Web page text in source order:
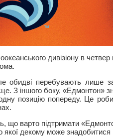
дивізіону в
обидві перебувають лише
З іншого боку, «Едмонтон»
позицію попереду. Це
що варто підтримати
якої декому може знадобитися